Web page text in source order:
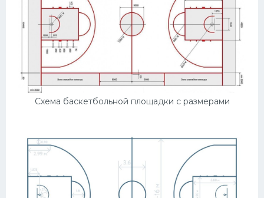
Схема баскетбольной площадки с размерами